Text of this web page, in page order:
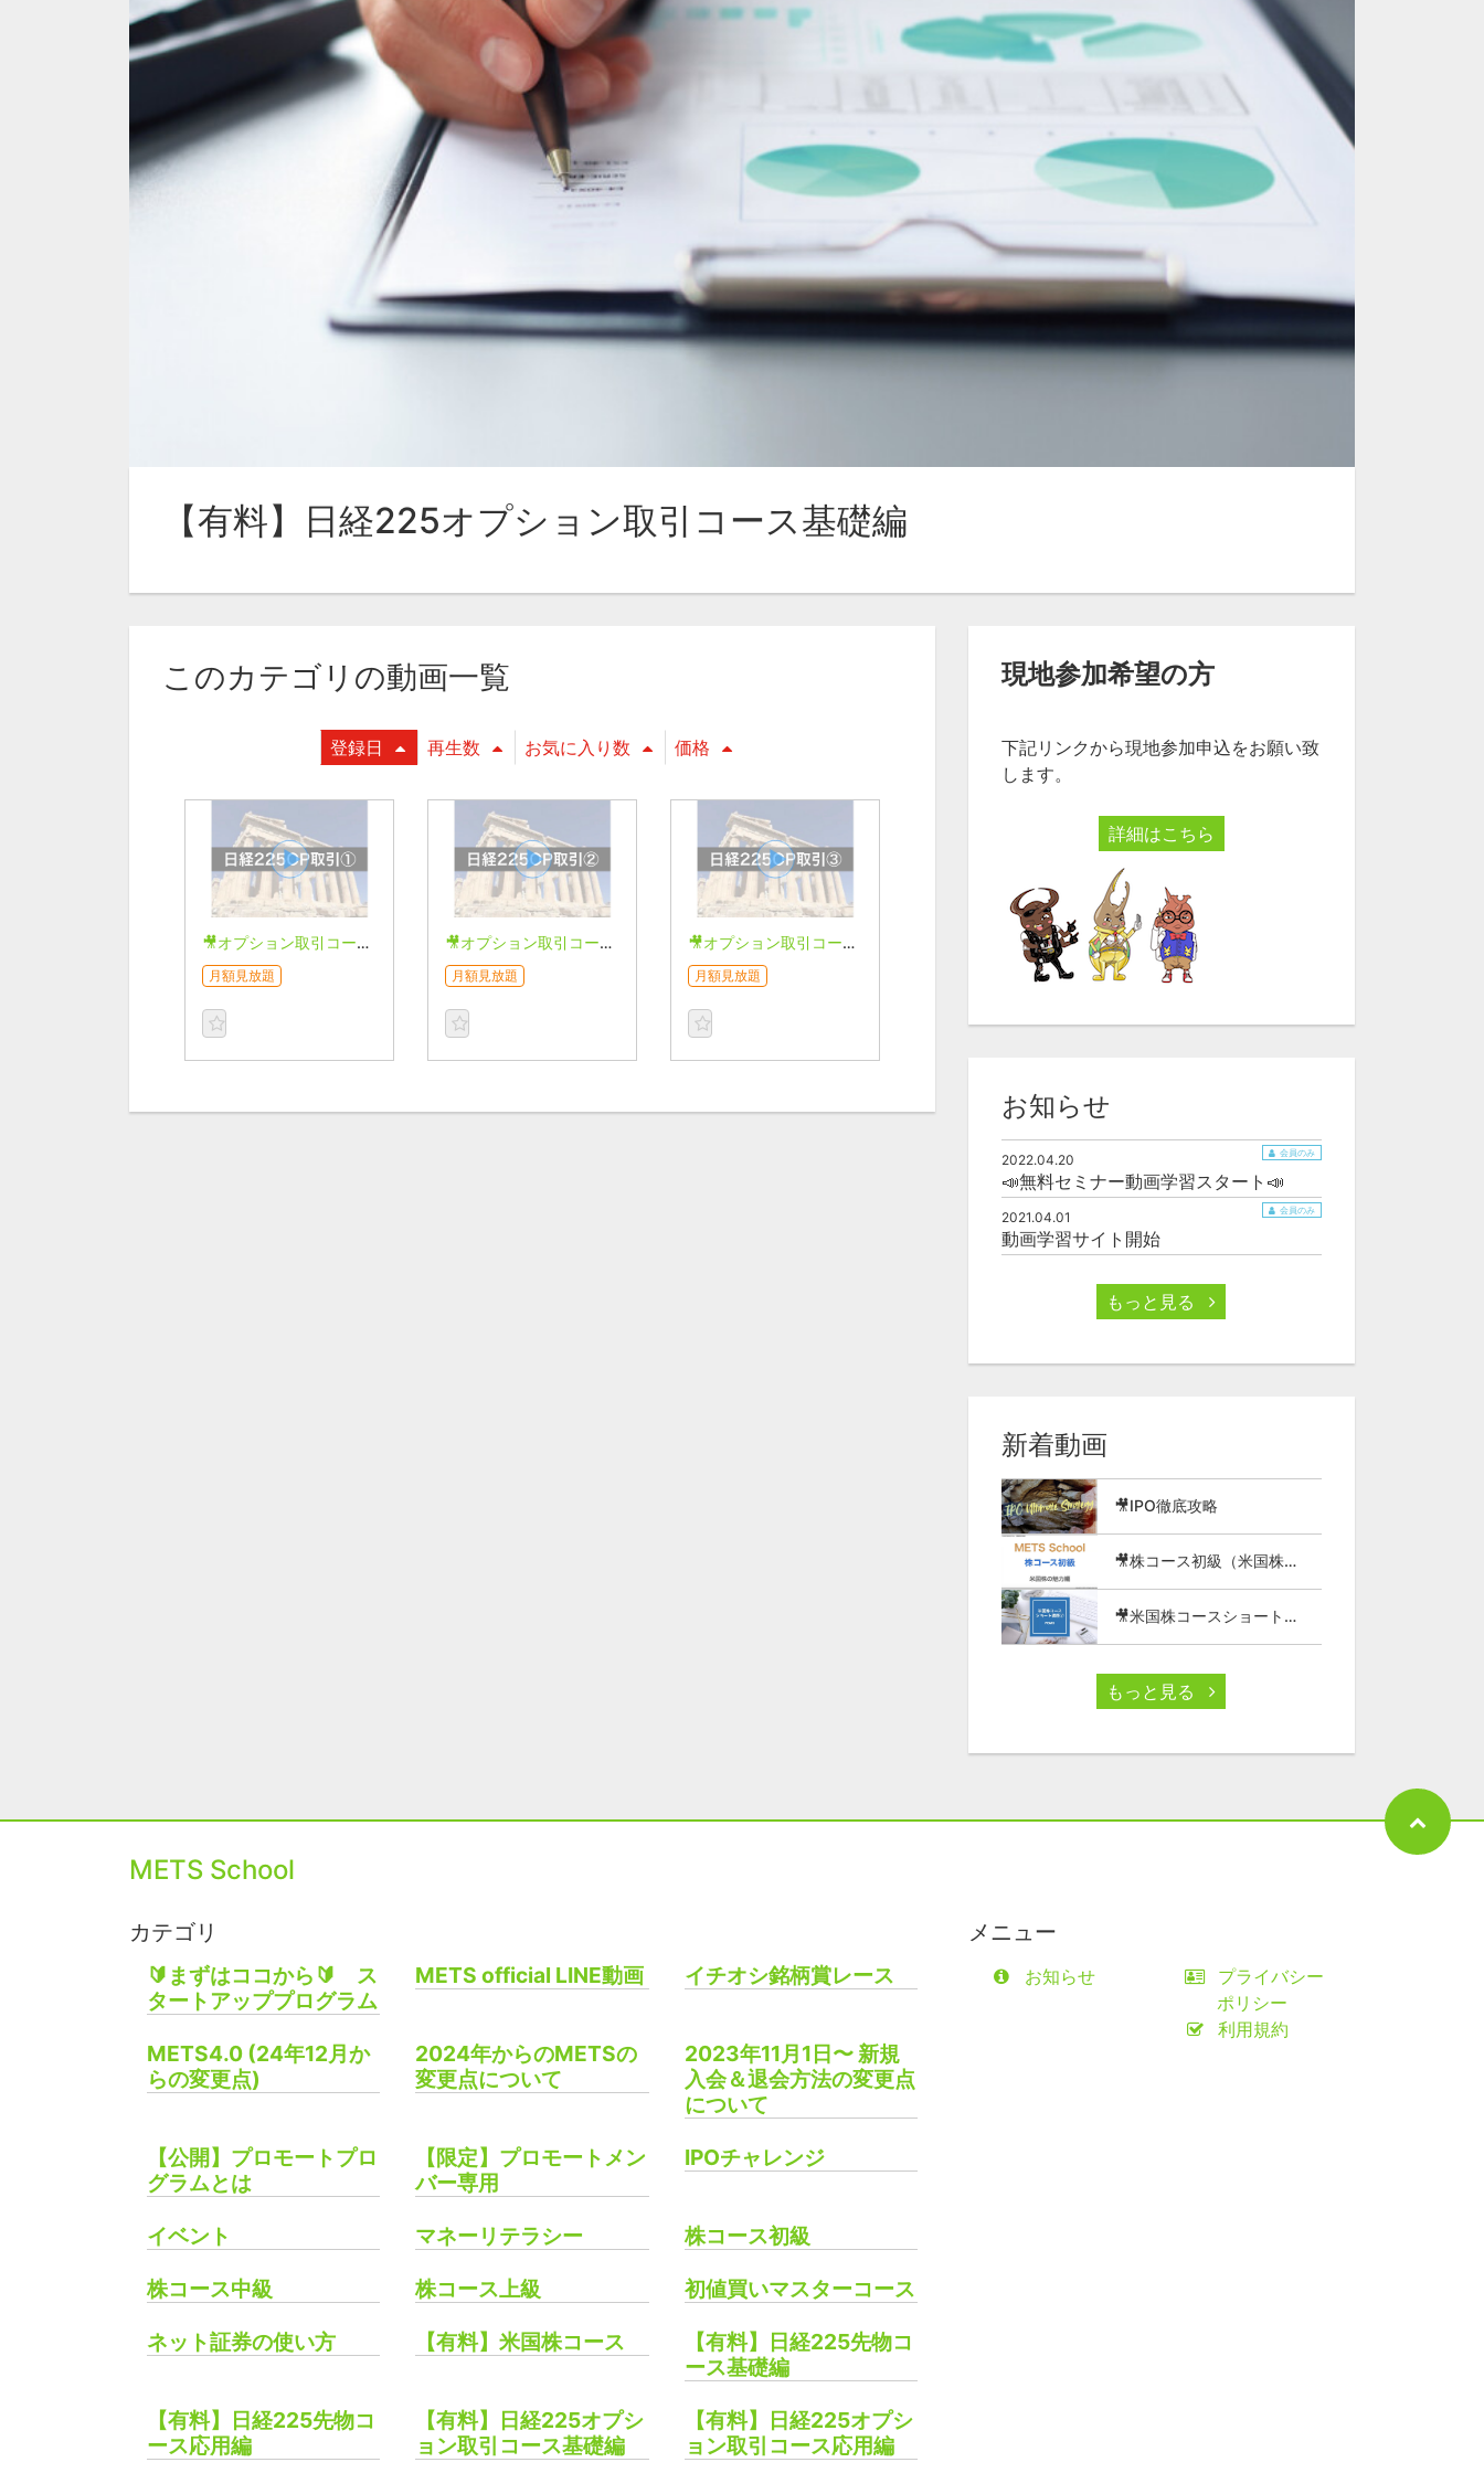
【有料】日経225オプション取引コース基礎編
このカテゴリの動画一覧
登録日 再生数 お気に入り数 価格
🎥オプション取引コース【日経225編】①
月額見放題
🎥オプション取引コース【日経225編】②
月額見放題
🎥オプション取引コース【日経225編】③
月額見放題
現地参加希望の方
下記リンクから現地参加申込をお願い致
します。
詳細はこちら
お知らせ
2022.04.20 会員のみ
📣無料セミナー動画学習スタート📣
2021.04.01 会員のみ
動画学習サイト開始
もっと見る
新着動画
🎥IPO徹底攻略
🎥株コース初級（米国株の魅力編）
🎥米国株コースショート講座⑦
もっと見る
METS School
カテゴリ
🔰まずはココから🔰 ス
タートアッププログラム
METS official LINE動画 イチオシ銘柄賞レース
METS4.0 (24年12月か
らの変更点)
2024年からのMETSの
変更点について
2023年11月1日〜 新規
入会＆退会方法の変更点
について
【公開】プロモートプロ
グラムとは
【限定】プロモートメン
バー専用
IPOチャレンジ
イベント マネーリテラシー
株コース初級
株コース中級
株コース上級
初値買いマスターコース
ネット証券の使い方
【有料】米国株コース
【有料】日経225先物コ
ース基礎編
【有料】日経225先物コ
ース応用編
【有料】日経225オプシ
ョン取引コース基礎編
【有料】日経225オプシ
ョン取引コース応用編
メニュー
お知らせ
プライバシー
ポリシー
利用規約